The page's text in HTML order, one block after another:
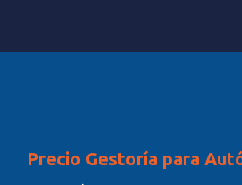
Precio Gestoría para